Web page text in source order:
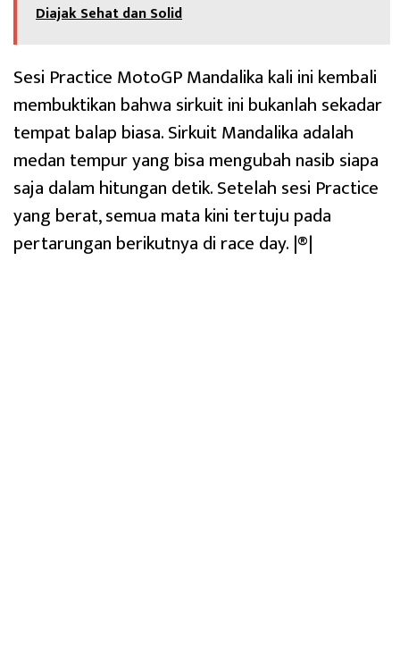
Diajak Sehat dan Solid
Sesi Practice MotoGP Mandalika kali ini kembali
membuktikan bahwa sirkuit ini bukanlah sekadar
tempat balap biasa. Sirkuit Mandalika adalah
medan tempur yang bisa mengubah nasib siapa
saja dalam hitungan detik. Setelah sesi Practice
yang berat, semua mata kini tertuju pada
pertarungan berikutnya di race day. |®|